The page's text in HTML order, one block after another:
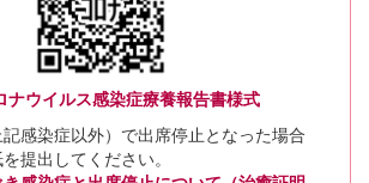
ナウイルス感染症療養報告書様式
感染症以外）で出席停止となった場合
提出してください。